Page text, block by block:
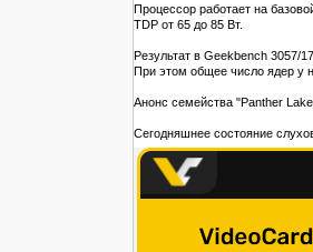
Процессор работает на
TDP от 65 до 85 Вт.
Результат в Geekbench
При этом общее число ядер у
Анонс семейства "Panther
Сегодняшнее состояние